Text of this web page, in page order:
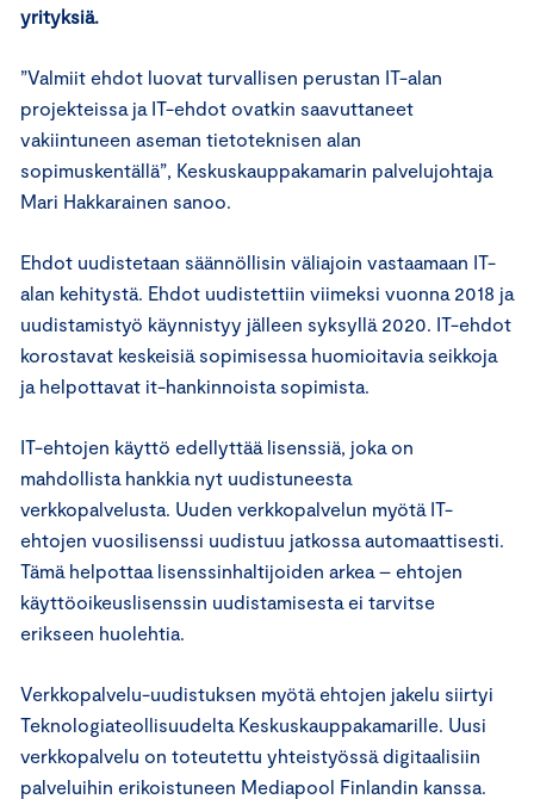
yrityksiä.
”Valmiit ehdot luovat turvallisen perustan IT-alan
projekteissa ja IT-ehdot ovatkin saavuttaneet
vakiintuneen aseman tietoteknisen alan
sopimuskentällä”, Keskuskauppakamarin palvelujohtaja
Mari Hakkarainen sanoo.
Ehdot uudistetaan säännöllisin väliajoin vastaamaan IT-
alan kehitystä. Ehdot uudistettiin viimeksi vuonna 2018 ja
uudistamistyö käynnistyy jälleen syksyllä 2020. IT-ehdot
korostavat keskeisiä sopimisessa huomioitavia seikkoja
ja helpottavat it-hankinnoista sopimista.
IT-ehtojen käyttö edellyttää lisenssiä, joka on
mahdollista hankkia nyt uudistuneesta
verkkopalvelusta. Uuden verkkopalvelun myötä IT-
ehtojen vuosilisenssi uudistuu jatkossa automaattisesti.
Tämä helpottaa lisenssinhaltijoiden arkea – ehtojen
käyttöoikeuslisenssin uudistamisesta ei tarvitse
erikseen huolehtia.
Verkkopalvelu-uudistuksen myötä ehtojen jakelu siirtyi
Teknologiateollisuudelta Keskuskauppakamarille. Uusi
verkkopalvelu on toteutettu yhteistyössä digitaalisiin
palveluihin erikoistuneen Mediapool Finlandin kanssa.